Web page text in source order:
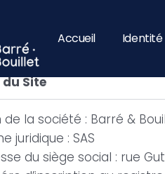
Accueil
Légales
Site
de la société : Barré &
juridique : SAS
du siège social : rue